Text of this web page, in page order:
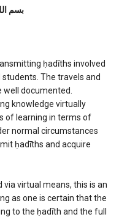
بسم
ḥadīths involved
The travels and
documented.
knowledge virtually
of learning in terms of
normal circumstances
ḥadīths and acquire
virtual means, this is an
as one is certain that the
to the ḥadīth and the full